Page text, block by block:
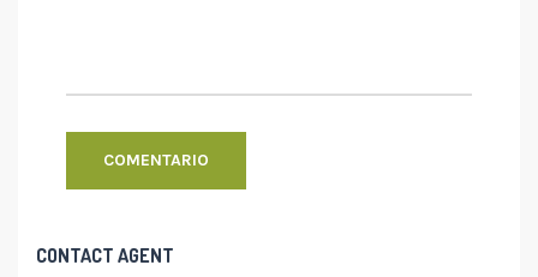
CONTACT AGENT